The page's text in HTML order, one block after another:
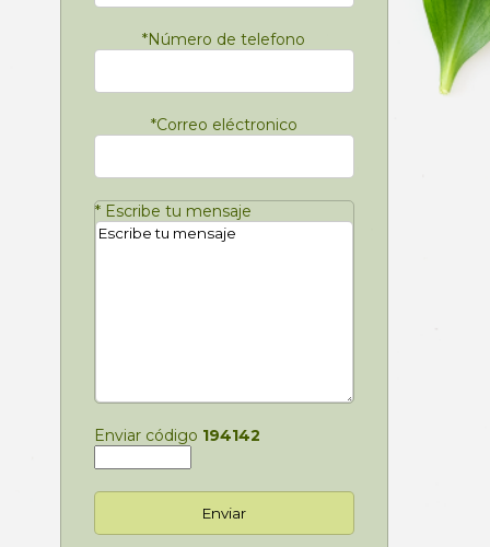
*Número de telefono
*Correo eléctronico
* Escribe tu mensaje
Enviar código 194142